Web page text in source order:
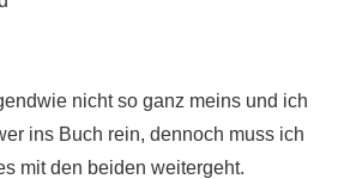
nicht so ganz meins und ich
ins Buch rein, dennoch muss ich
mit den beiden weitergeht.